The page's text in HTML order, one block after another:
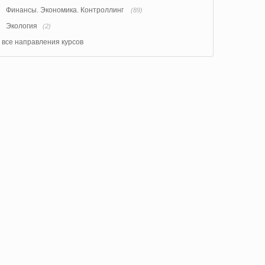
Финансы. Экономика. Контроллинг (89)
Экология (2)
все направления курсов